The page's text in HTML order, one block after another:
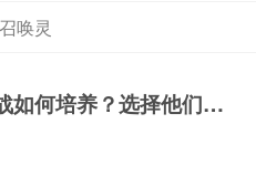
示
召唤灵
如何培养？选择他们，一